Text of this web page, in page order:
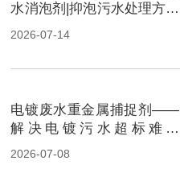
水消泡剂|抑泡污水处理方案
（图）
2026-07-14
电镀废水重金属捕捉剂——
解决电镀污水超标难题
（图）
2026-07-08